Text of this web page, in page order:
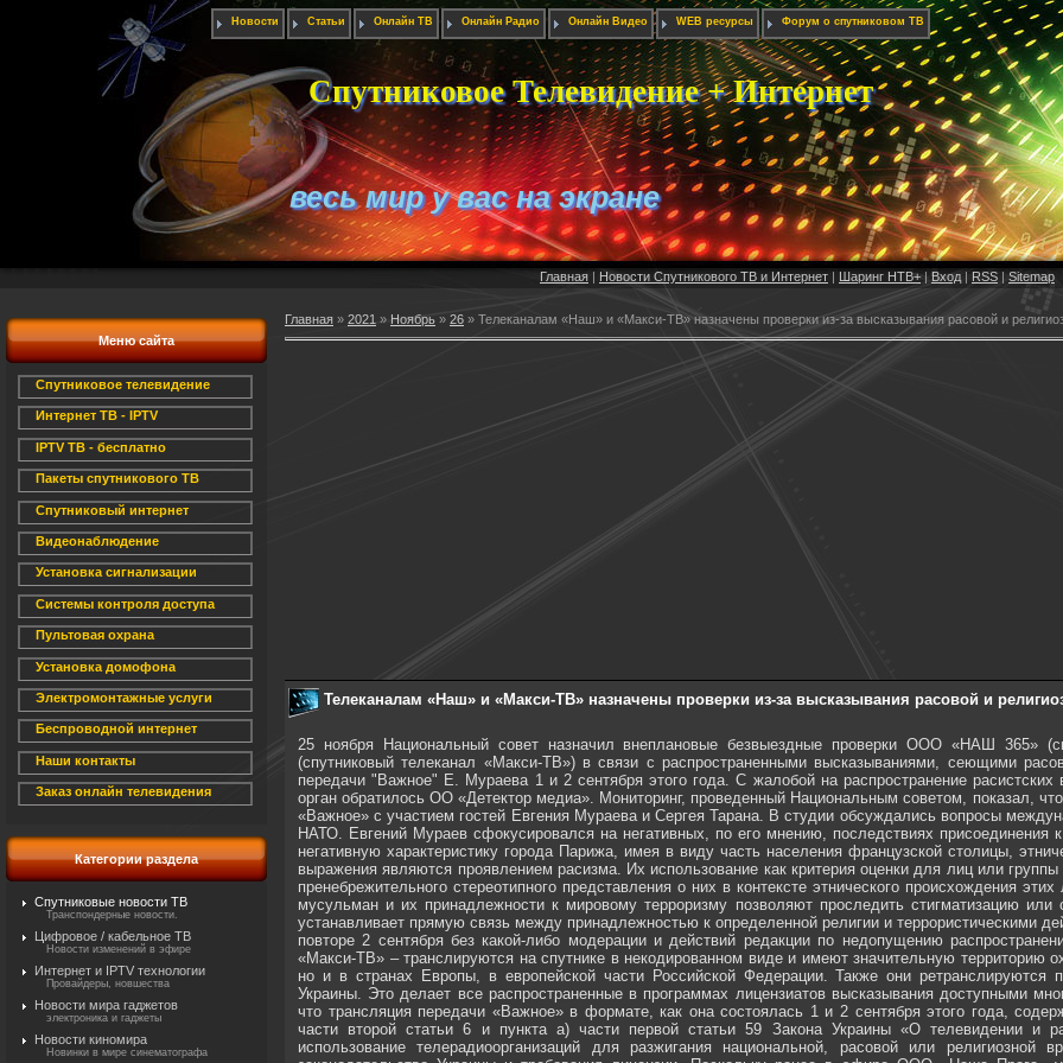
Новости Статьи Онлайн ТВ Онлайн Радио Онлайн Видео WEB ресурсы Форум о спутниковом ТВ
Спутниковое Телевидение + Интернет
весь мир у вас на экране
Главная | Новости Спутникового ТВ и Интернет | Шаринг НТВ+| Вход | RSS | Sitemap
Меню сайта
Спутниковое телевидение
Интернет ТВ - IPTV
IPTV ТВ - бесплатно
Пакеты спутникового ТВ
Спутниковый интернет
Видеонаблюдение
Установка сигнализации
Системы контроля доступа
Пультовая охрана
Установка домофона
Электромонтажные услуги
Беспроводной интернет
Наши контакты
Заказ онлайн телевидения
Категории раздела
Спутниковые новости ТВ
Транспондерные новости.
Цифровое / кабельное ТВ
Новости изменений в эфире
Интернет и IPTV технологии
Провайдеры, новшества
Новости мира гаджетов
электроника и гаджеты
Новости киномира
Новинки в мире синематографа
Главная » 2021 » Ноябрь » 26 » Телеканалам «Наш» и «Макси-ТВ» назначены проверки из-за высказывания расовой и
Телеканалам «Наш» и «Макси-ТВ» назначены проверки из-за высказывания расовой и
25 ноября Национальный совет назначил внеплановые безвыездные проверки ООО «НАШ 365»
(спутниковый телеканал «Макси-ТВ») в связи с распространенными высказываниями, сеющими
передачи "Важное" Е. Мураева 1 и 2 сентября этого года. С жалобой на распространение
орган обратилось ОО «Детектор медиа». Мониторинг, проведенный Национальным советом, показал,
«Важное» с участием гостей Евгения Мураева и Сергея Тарана. В студии обсуждались вопросы
НАТО. Евгений Мураев сфокусировался на негативных, по его мнению, последствиях
негативную характеристику города Парижа, имея в виду часть населения французской столицы,
выражения являются проявлением расизма. Их использование как критерия оценки для лиц или
пренебрежительного стереотипного представления о них в контексте этнического происхождения
мусульман и их принадлежности к мировому терроризму позволяют проследить стигматизацию или
устанавливает прямую связь между принадлежностью к определенной религии и террористическими
повторе 2 сентября без какой-либо модерации и действий редакции по недопущению
«Макси-ТВ» – транслируются на спутнике в некодированном виде и имеют значительную территорию
но и в странах Европы, в европейской части Российской Федерации. Также они ретранслируются
Украины. Это делает все распространенные в программах лицензиатов высказывания доступными
что трансляция передачи «Важное» в формате, как она состоялась 1 и 2 сентября этого года,
части второй статьи 6 и пункта а) части первой статьи 59 Закона Украины «О телевидении и
использование телерадиоорганизаций для разжигания национальной, расовой или